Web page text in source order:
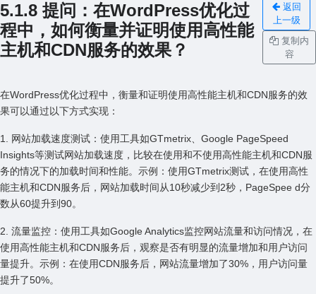
5.1.8 提问：在WordPress优化过
程中，如何衡量并证明使⽤⾼性能
主机和CDN服务的效果？
返回
上一级
复制内
容
在WordPress优化过程中，衡量和证明使⽤⾼性能主机和CDN服务的效
果可以通过以下⽅式实现：
1. ⽹站加载速度测试：使⽤⼯具如GTmetrix、Google PageSpeed
Insights等测试⽹站加载速度，⽐较在使⽤和不使⽤⾼性能主机和CDN服
务的情况下的加载时间和性能。⽰例：使⽤GTmetrix测试，在使⽤⾼性
能主机和CDN服务后，⽹站加载时间从10秒减少到2秒，PageSpee d分
数从60提升到90。
2. 流量监控：使⽤⼯具如Google Analytics监控⽹站流量和访问情况，在
使⽤⾼性能主机和CDN服务后，观察是否有明显的流量增加和⽤户访问
量提升。⽰例：在使⽤CDN服务后，⽹站流量增加了30%，⽤户访问量
提升了50%。